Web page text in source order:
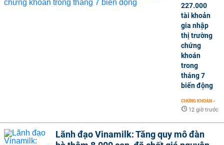
227.000
tài khoản
gia nhập
thị trường
chứng
khoán
trong
tháng 7
biến động
CHỨNG KHOÁN -
12 giờ trước
Lãnh đạo Vinamilk: Tăng quy mô đàn